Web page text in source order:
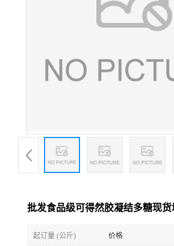
批发食品级可得然胶凝结多糖现
起订量 (公斤) 价格